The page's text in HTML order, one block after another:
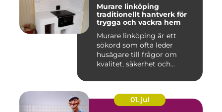
Murare linköping
traditionellt hantverk för
trygga och vackra hem
Murare linköping är ett
sökord som ofta leder
husägare till frågor om
kvalitet, säkerhet och
01. jul